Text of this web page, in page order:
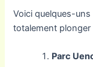
Voici quelques-
totalement plonger
Parc